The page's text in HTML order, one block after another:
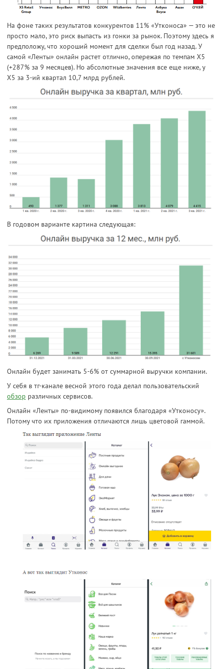
На фоне таких результатов конкурентов 11% «Утконоса» — это не
просто мало, это риск выпасть из гонки за рынок. Поэтому здесь я
предположу, что хороший момент для сделки был год назад. У
самой «Ленты» онлайн растет отлично, опережая по темпам Х5
(+287% за 9 месяцев). Но абсолютные значения все еще ниже, у
Х5 за 3-ий квартал 10,7 млрд рублей.
В годовом варианте картина следующая:
Онлайн будет занимать 5-6% от суммарной выручки компании.
У себя в тг-канале весной этого года делал пользовательский
обзор различных сервисов.
Онлайн «Ленты» по-видимому появился благодаря «Утконосу».
Потому что их приложения отличаются лишь цветовой гаммой.